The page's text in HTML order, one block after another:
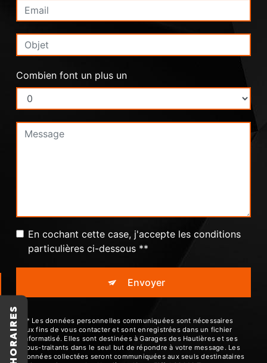
Combien font un plus un
En cochant cette case, j'accepte les conditions
particulières ci-dessous **
Envoyer
** Les données personnelles communiquées sont nécessaires
aux fins de vous contacter et sont enregistrées dans un fichier
informatisé. Elles sont destinées à Garages des Hautières et ses
sous-traitants dans le seul but de répondre à votre message. Les
données collectées seront communiquées aux seuls destinataires
HORAIRES